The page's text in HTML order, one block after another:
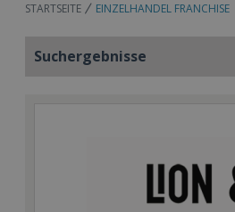
STARTSEITE EINZELHANDEL FRANCHISE
Suchergebnisse